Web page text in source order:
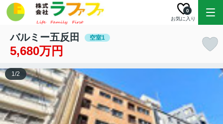
お気に入り
0
バルミー五反田 空室1
5,680万円
1/2